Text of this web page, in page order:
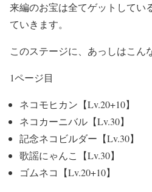
来編のお宝は全てゲットしてい
ていきます。
このステージに、あっしはこん
1ページ目
ネコモヒカン【Lv.20+10】
ネコカーニバル【Lv.30】
記念ネコビルダー【Lv.30】
歌謡にゃんこ【Lv.30】
ゴムネコ【Lv.20+10】